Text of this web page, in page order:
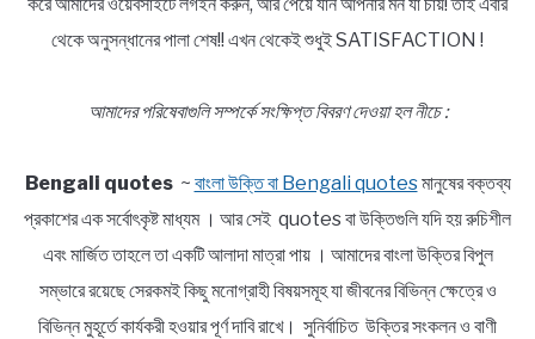
থেকে অনুসন্ধানের পালা শেষ!! এখন থেকেই শুধুই SATISFACTION !
আমাদের পরিষেবাগুলি সম্পর্কে সংক্ষিপ্ত বিবরণ দেওয়া হল নীচে :
Bengali quotes~ বাংলা উক্তি বা Bengali quotesমানুষের বক্তব্য
প্রকাশের এক সর্বোৎকৃষ্ট মাধ্যম । আর সেই quotes বা উক্তিগুলি যদি হয় রুচিশীল
এবং মার্জিত তাহলে তা একটি আলাদা মাত্রা পায় । আমাদের বাংলা উক্তির বিপুল
সম্ভারে রয়েছে সেরকমই কিছু মনোগ্রাহী বিষয়সমূহ যা জীবনের বিভিন্ন ক্ষেত্রে ও
বিভিন্ন মুহূর্তে কার্যকরী হওয়ার পূর্ণ দাবি রাখে। সুনির্বাচিত উক্তির সংকলন ও বাণী